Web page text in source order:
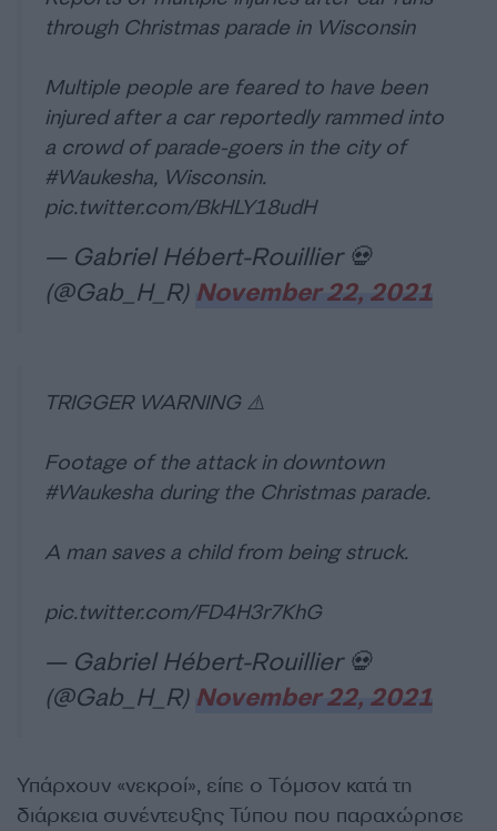
through Christmas parade in Wisconsin
Multiple people are feared to have been
injured after a car reportedly rammed into
a crowd of parade-goers in the city of
#Waukesha, Wisconsin.
pic.twitter.com/BkHLY18udH
— Gabriel Hébert-Rouillier 💀
(@Gab_H_R) November 22, 2021
TRIGGER WARNING ⚠️
Footage of the attack in downtown
#Waukesha during the Christmas parade.
A man saves a child from being struck.
pic.twitter.com/FD4H3r7KhG
— Gabriel Hébert-Rouillier 💀
(@Gab_H_R) November 22, 2021
Υπάρχουν «νεκροί», είπε ο Τόμσον κατά τη
διάρκεια συνέντευξης Τύπου που παραχώρησε